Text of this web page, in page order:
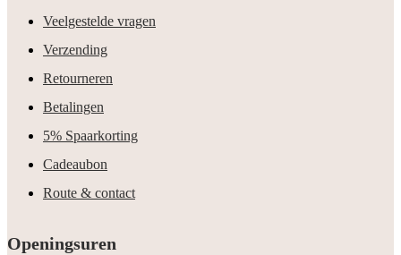
Veelgestelde vragen
Verzending
Retourneren
Betalingen
5% Spaarkorting
Cadeaubon
Route & contact
Openingsuren